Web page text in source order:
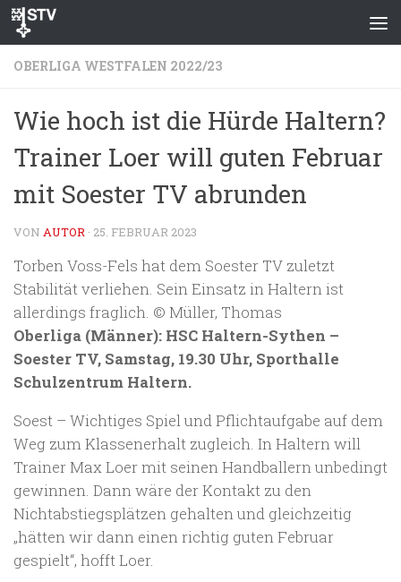
Zum Inhalt springen
OBERLIGA WESTFALEN 2022/23
Wie hoch ist die Hürde Haltern?
Trainer Loer will guten Februar
mit Soester TV abrunden
VON AUTOR · 25. FEBRUAR 2023
Torben Voss-Fels hat dem Soester TV zuletzt
Stabilität verliehen. Sein Einsatz in Haltern ist
allerdings fraglich. © Müller, Thomas
Oberliga (Männer): HSC Haltern-Sythen –
Soester TV, Samstag, 19.30 Uhr, Sporthalle
Schulzentrum Haltern.
Soest – Wichtiges Spiel und Pflichtaufgabe auf dem
Weg zum Klassenerhalt zugleich. In Haltern will
Trainer Max Loer mit seinen Handballern unbedingt
gewinnen. Dann wäre der Kontakt zu den
Nichtabstiegsplätzen gehalten und gleichzeitig
„hätten wir dann einen richtig guten Februar
gespielt“, hofft Loer.